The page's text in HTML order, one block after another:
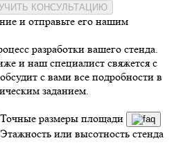
КОНСУЛЬТАЦИЮ
и отправьте его нашим
разработки вашего стенда.
и наш специалист свяжется с
с вами все подробности в
заданием.
Точные размеры площади
Этажность или высотность стенда